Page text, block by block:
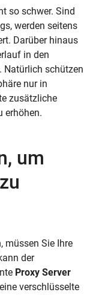
so schwer. Sind
werden seitens
Darüber hinaus
in den
Natürlich schützen
nur in
zusätzliche
erhöhen.
um
müssen Sie Ihre
der
Proxy Server
verschlüsselte